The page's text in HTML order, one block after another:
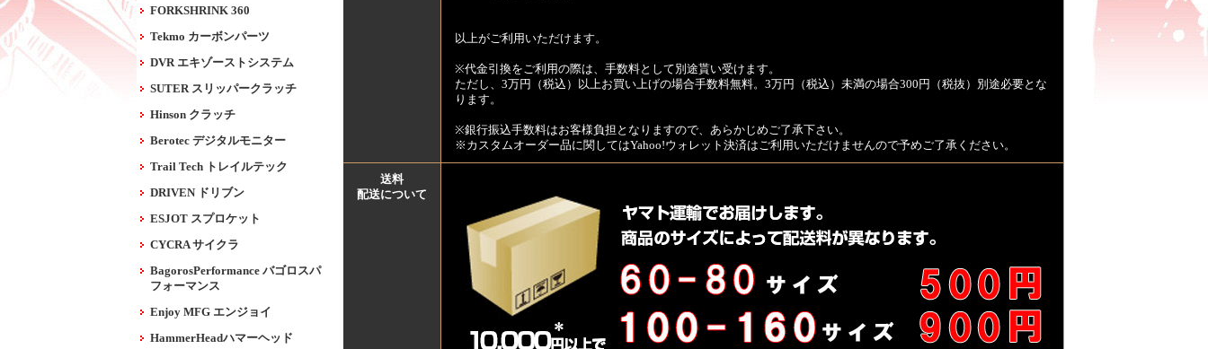
FORKSHRINK 360
Tekmo カーボンパーツ
DVR エキゾーストシステム
SUTER スリッパークラッチ
Hinson クラッチ
Berotec デジタルモニター
Trail Tech トレイルテック
DRIVEN ドリブン
ESJOT スプロケット
CYCRA サイクラ
BagorosPerformance バゴロスパ
フォーマンス
Enjoy MFG エンジョイ
HammerHeadハマーヘッド
以上がご利用いただけます。
※代金引換をご利用の際は、手数料として別途貰い受けます。
ただし、3万円（税込）以上お買い上げの場合手数料無料。3万円（税込）未満の場合300円（税抜）別途必要とな
ります。
※銀行振込手数料はお客様負担となりますので、あらかじめご了承下さい。
※カスタムオーダー品に関してはYahoo!ウォレット決済はご利用いただけませんので予めご了承ください。
送料
配送について